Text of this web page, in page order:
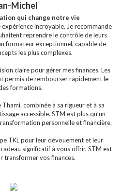
Michel
qui change notre vie
incroyable. Je recommande
reprendre le contrôle de leurs
formateur exceptionnel, capable de
les plus complexes.
claire pour gérer mes finances. Les
permis de rembourser rapidement le
formations.
combinée à sa rigueur et à sa
accessible. STM est plus qu’un
personnelle et financière.
TKL pour leur dévouement et leur
significatif à vous offrir, STM est
transformer vos finances.